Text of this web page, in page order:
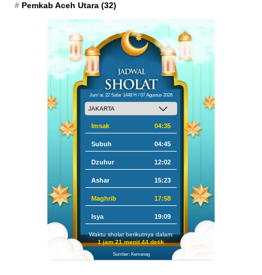
Pemkab Aceh Utara (32)
Jum'at, 22 Safar 1448 H / 07 Agustus 2026
Imsak 04:35
Subuh 04:45
Dzuhur 12:02
Ashar 15:23
Maghrib 17:58
Isya 19:09
Waktu sholat berikutnya dalam:
1 jam 21 menit 44 detik
Sumber: Kemenag